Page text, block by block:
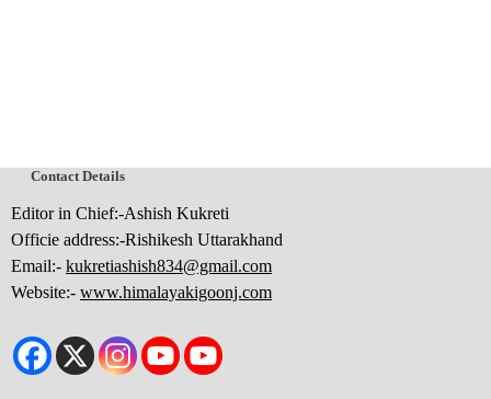
Contact Details
Editor in Chief:-Ashish Kukreti
Officie address:-Rishikesh Uttarakhand
Email:- kukretiashish834@gmail.com
Website:- www.himalayakigoonj.com